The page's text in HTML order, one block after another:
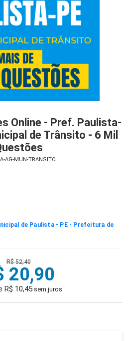
Online - Pref. Paulista-
de Trânsito - 6 Mil
AG-MUN-TRANSITO
de Paulista - PE - Prefeitura de
R$ 52,40
20,90
R$ 10,45 sem juros